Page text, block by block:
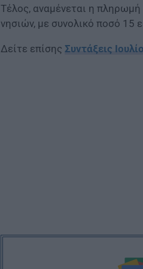
Τέλος, αναμένεται η
νησιών, µε συνολικό ποσό 15
Δείτε επίσης Συντάξεις